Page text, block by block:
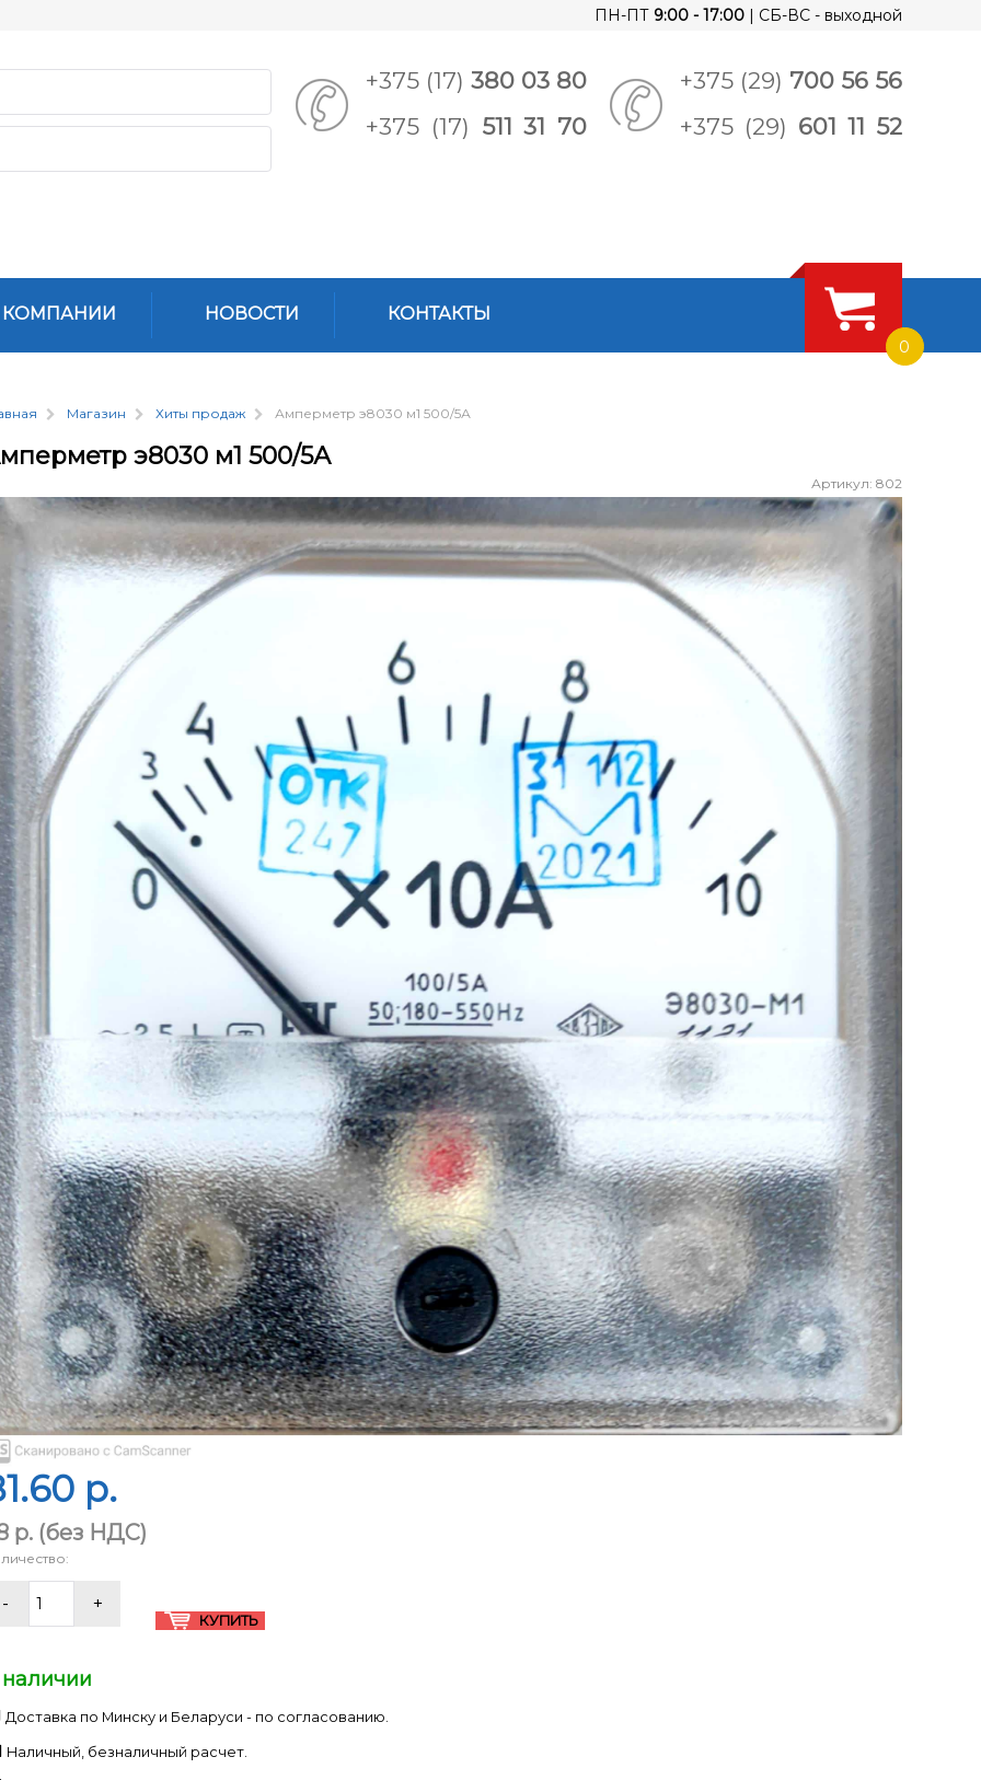
ПН-ПТ 9:00 - 17:00 | СБ-ВС - выходной
+375 (17) 380 03 80
+375 (17) 511 31 70
+375 (29) 700 56 56
+375 (29) 601 11 52
НОВОСТИ КОНТАКТЫ
0
Магазин Хиты продаж Амперметр э8030 м1 500/5А
э8030 м1 500/5А
Артикул: 802
p.
p. (без НДС)
Доставка по Минску и Беларуси - по согласованию.
Наличный, безналичный расчет.